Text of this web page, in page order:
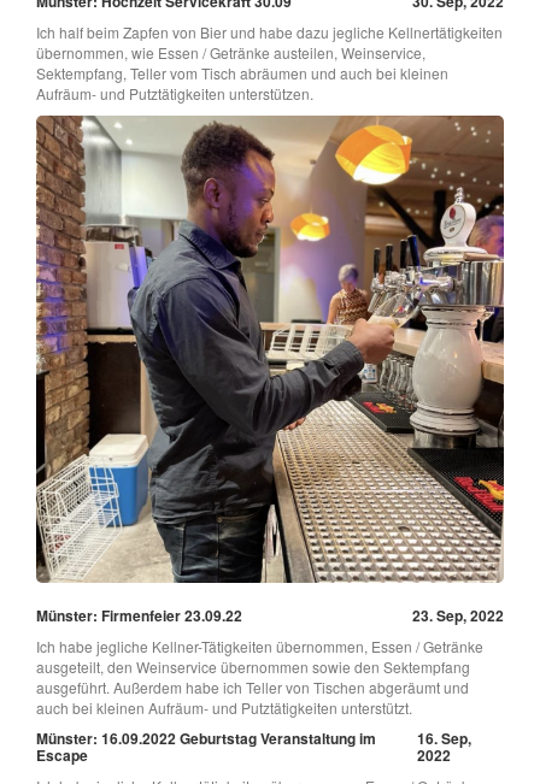
Ich half beim Zapfen von Bier und habe dazu jegliche Kellnertätigkeiten
übernommen, wie Essen / Getränke austeilen, Weinservice,
Sektempfang, Teller vom Tisch abräumen und auch bei kleinen
Aufräum- und Putztätigkeiten unterstützen.
Münster: Firmenfeier 23.09.22 23. Sep, 2022
Ich habe jegliche Kellner-Tätigkeiten übernommen, Essen / Getränke
ausgeteilt, den Weinservice übernommen sowie den Sektempfang
ausgeführt. Außerdem habe ich Teller von Tischen abgeräumt und
auch bei kleinen Aufräum- und Putztätigkeiten unterstützt.
Münster: 16.09.2022 Geburtstag Veranstaltung im
Escape
16. Sep,
2022